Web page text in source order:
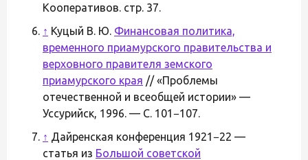
Кооперативов. стр. 37.
↑ Куцый В. Ю. Финансовая политика,
временного приамурского правительства и
верховного правителя земского
приамурского края // «Проблемы
отечественной и всеобщей истории» —
Уссурийск, 1996. — С. 101−107.
↑ Дайренская конференция 1921−22 —
статья из Большой советской